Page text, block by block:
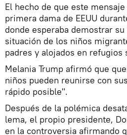
El hecho de que este
primera dama de EEUU
donde esperaba demostrar
situación de los niños
padres y alojados en refugios
Melania Trump afirmó que
niños pueden reunirse con
rápido posible".
Después de la polémica
lema, el propio presidente,
en la controversia afirmando